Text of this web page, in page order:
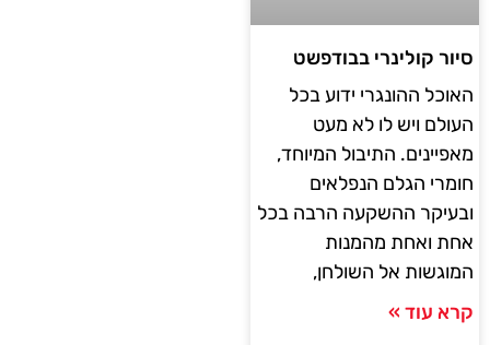
סיור קולינרי בבודפשט
האוכל ההונגרי ידוע בכל
העולם ויש לו לא מעט
מאפיינים. התיבול המיוחד,
חומרי הגלם הנפלאים
ובעיקר ההשקעה הרבה בכל
אחת ואחת מהמנות
המוגשות אל השולחן,
קרא עוד »